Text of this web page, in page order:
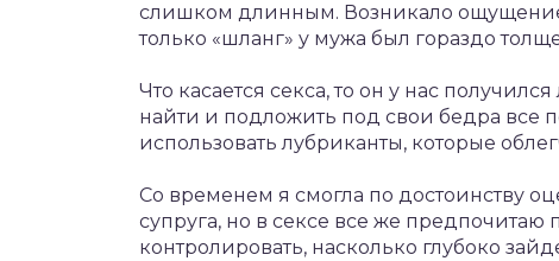
слишком длинным. Возникало
только «шланг» у мужа был гораздо
Что касается секса, то он у нас
найти и подложить под свои бедра все
использовать лубриканты, которые
Со временем я смогла по достоинству
супруга, но в сексе все же предпочитаю
контролировать, насколько глубоко